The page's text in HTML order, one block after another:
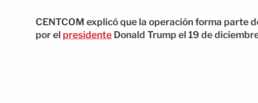
CENTCOM explicó que la operación forma parte
por el presidente Donald Trump el 19 de